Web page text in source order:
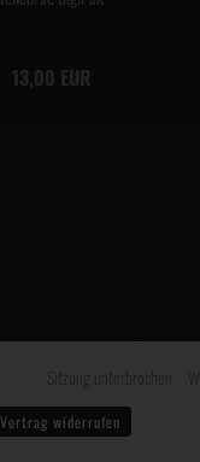
13,00 EUR
Vertrag widerrufen